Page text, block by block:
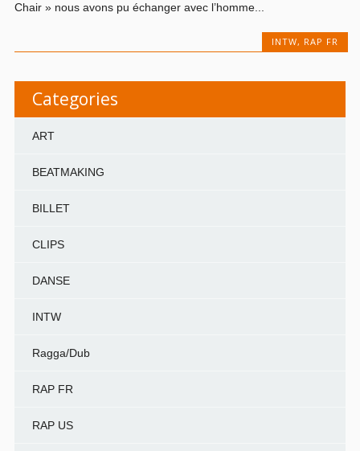
Chair » nous avons pu échanger avec l’homme...
INTW, RAP FR
Categories
ART
BEATMAKING
BILLET
CLIPS
DANSE
INTW
Ragga/Dub
RAP FR
RAP US